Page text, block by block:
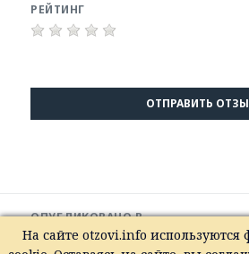
РЕЙТИНГ
записям
ОПУБЛИКОВАНО В
k4yhHN_oEkw
На сайте otzovi.info используются